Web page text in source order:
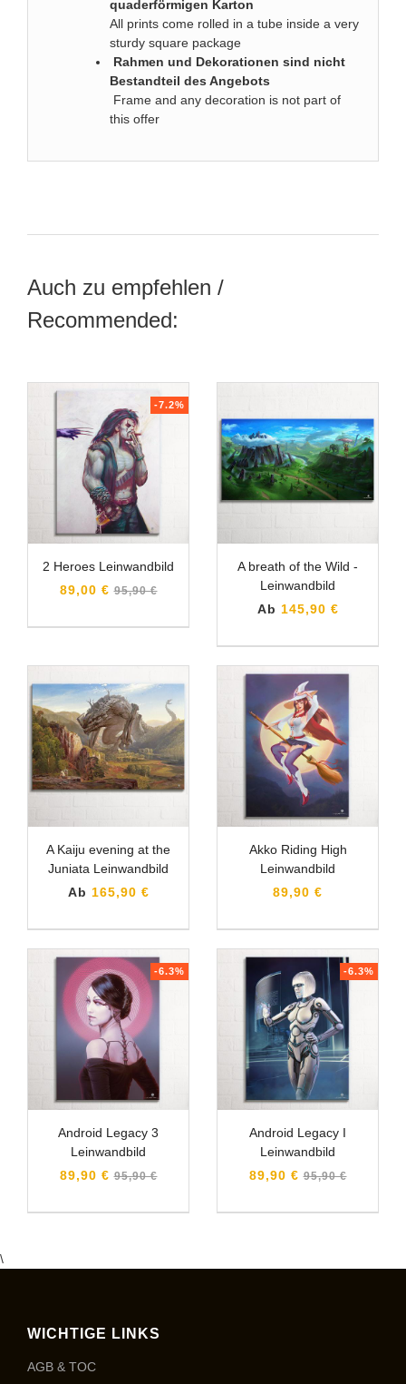
quaderförmigen Karton
All prints come rolled in a tube inside a very
sturdy square package
Rahmen und Dekorationen sind nicht
Bestandteil des Angebots
Frame and any decoration is not part of
this offer
Auch zu empfehlen /
Recommended:
-7.2%
2 Heroes Leinwandbild
89,00 € Normaler
95,90 €
A breath of the Wild -
Leinwandbild
Ab 145,90 €
A Kaiju evening at the
Juniata Leinwandbild
Ab 165,90 €
Akko Riding High
Leinwandbild
89,90 €
-6.3%
Android Legacy 3
Leinwandbild
89,90 € Normaler
95,90 €
-6.3%
Android Legacy I
Leinwandbild
89,90 € Normaler
95,90 €
\
WICHTIGE LINKS
AGB & TOC